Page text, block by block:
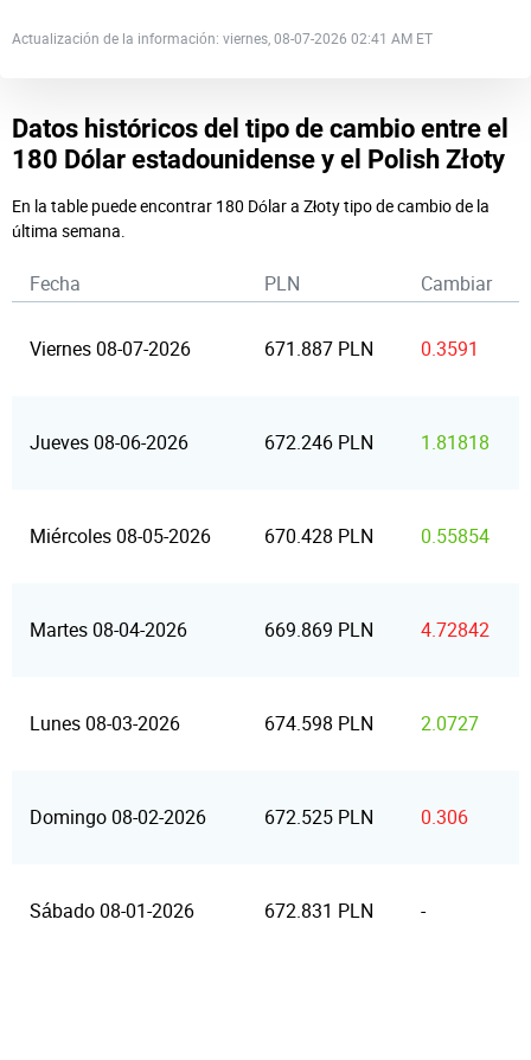
Actualización de la información: viernes, 08-07-2026 02:41 AM ET
Datos históricos del tipo de cambio entre el
180 Dólar estadounidense y el Polish Złoty
En la table puede encontrar 180 Dólar a Złoty tipo de cambio de la
última semana.
Fecha PLN Cambiar
Viernes 08-07-2026 671.887 PLN 0.3591
Jueves 08-06-2026 672.246 PLN 1.81818
Miércoles 08-05-2026 670.428 PLN 0.55854
Martes 08-04-2026 669.869 PLN 4.72842
Lunes 08-03-2026 674.598 PLN 2.0727
Domingo 08-02-2026 672.525 PLN 0.306
Sábado 08-01-2026 672.831 PLN -